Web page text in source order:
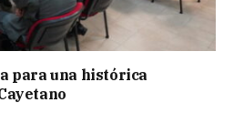
para una histórica